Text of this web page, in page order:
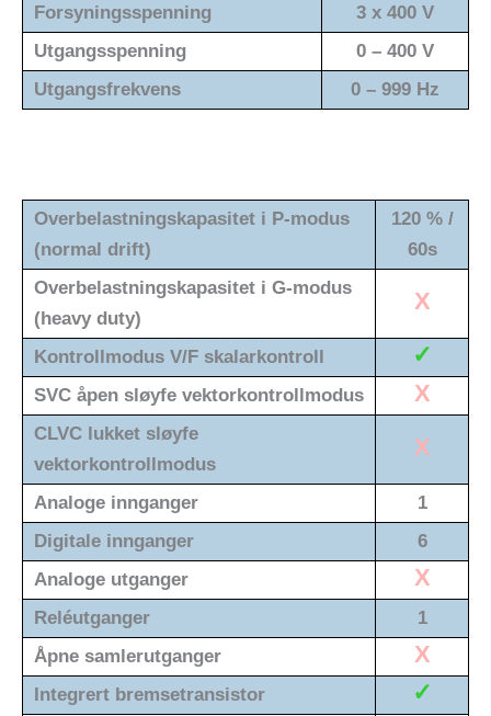
Forsyningsspenning
3 x 400 V
Utgangsspenning
0 – 400 V
Utgangsfrekvens
0 – 999 Hz
Overbelastningskapasitet i P-modus
(normal drift)
120 % /
60s
Overbelastningskapasitet i G-modus
(heavy duty)
X
Kontrollmodus V/F skalarkontroll ✓
SVC åpen sløyfe vektorkontrollmodus X
CLVC lukket sløyfe
vektorkontrollmodus
X
Analoge innganger
1
Digitale innganger
6
Analoge utganger
X
Reléutganger
1
Åpne samlerutganger
X
Integrert bremsetransistor ✓